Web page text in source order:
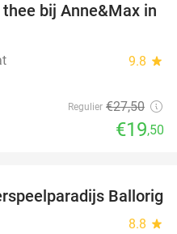
29%
bij Anne&Max in
9.8 star
Regulier €27,50
€19,50
32%
Ballorig
8.8 star